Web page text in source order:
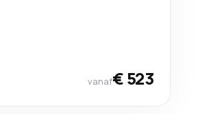
vanaf€ 523